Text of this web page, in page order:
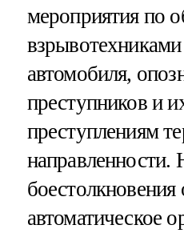
мероприятия по
автомобиля,
преступников и
преступлениям
направленности.
автоматическое